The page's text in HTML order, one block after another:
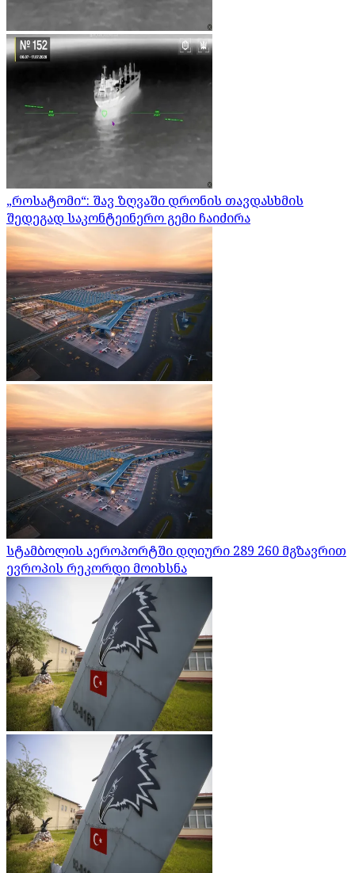
„როსატომი“: შავ ზღვაში დრონის თავდასხმის
შედეგად საკონტეინერო გემი ჩაიძირა
სტამბოლის აეროპორტში დღიური 289 260 მგზავრით
ევროპის რეკორდი მოიხსნა